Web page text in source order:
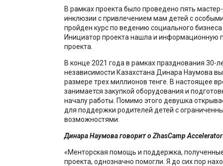
В рамках проекта было проведено пять
инклюзии с привлечением мам детей с
пройден курс по ведению социального
Инициатор проекта нашла и информационную
проекта.
В конце 2021 года в рамках празднования 30-
независимости Казахстана Динара Наумова
размере трех миллионов тенге. В настоящее
занимается закупкой оборудования и
началу работы. Помимо этого девушка
для поддержки родителей детей с
возможностями.
Динара Наумова говорит о ZhasCamp
«Менторская помощь и поддержка,
проекта, однозначно помогли. Я до сих пор